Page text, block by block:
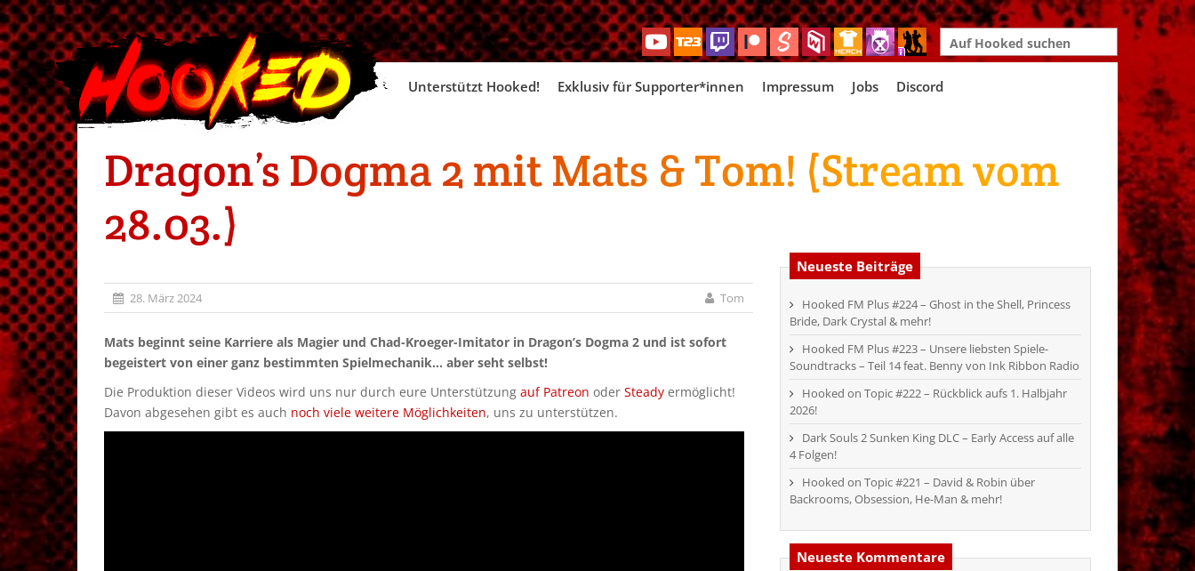
Search
for:
Skip
Unterstützt Hooked! Exklusiv für Supporter*innen Impressum Jobs Discord
Dragon’s Dogma 2 mit Mats & Tom! (Stream vom
28.03.)
28. März 2024 Tom
Mats beginnt seine Karriere als Magier und Chad-Kroeger-Imitator in Dragon’s Dogma 2 und ist sofort
begeistert von einer ganz bestimmten Spielmechanik… aber seht selbst!
Die Produktion dieser Videos wird uns nur durch eure Unterstützung auf Patreon oder Steady ermöglicht!
Davon abgesehen gibt es auch noch viele weitere Möglichkeiten, uns zu unterstützen.
Neueste Beiträge
Hooked FM Plus #224 – Ghost in the Shell, Princess
Bride, Dark Crystal & mehr!
Hooked FM Plus #223 – Unsere liebsten Spiele-
Soundtracks – Teil 14 feat. Benny von Ink Ribbon Radio
Hooked on Topic #222 – Rückblick aufs 1. Halbjahr
2026!
Dark Souls 2 Sunken King DLC – Early Access auf alle
4 Folgen!
Hooked on Topic #221 – David & Robin über
Backrooms, Obsession, He-Man & mehr!
Neueste Kommentare